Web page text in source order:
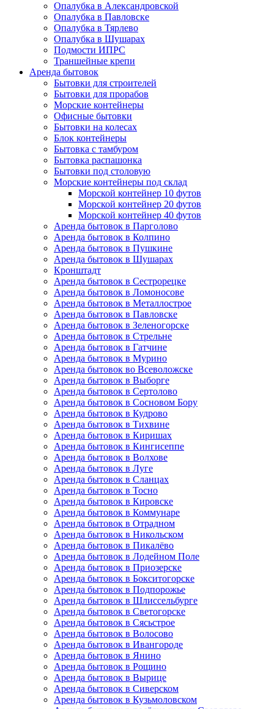
Опалубка в Александровской
Опалубка в Павловске
Опалубка в Тярлево
Опалубка в Шушарах
Подмости ИПРС
Траншейные крепи
Аренда бытовок
Бытовки для строителей
Бытовки для прорабов
Морские контейнеры
Офисные бытовки
Бытовки на колесах
Блок контейнеры
Бытовка с тамбуром
Бытовка распашонка
Бытовки под столовую
Морские контейнеры под склад
Морской контейнер 10 футов
Морской контейнер 20 футов
Морской контейнер 40 футов
Аренда бытовок в Парголово
Аренда бытовок в Колпино
Аренда бытовок в Пушкине
Аренда бытовок в Шушарах
Кронштадт
Аренда бытовок в Сестрорецке
Аренда бытовок в Ломоносове
Аренда бытовок в Металлострое
Аренда бытовок в Павловске
Аренда бытовок в Зеленогорске
Аренда бытовок в Стрельне
Аренда бытовок в Гатчине
Аренда бытовок в Мурино
Аренда бытовок во Всеволожске
Аренда бытовок в Выборге
Аренда бытовок в Сертолово
Аренда бытовок в Сосновом Бору
Аренда бытовок в Кудрово
Аренда бытовок в Тихвине
Аренда бытовок в Киришах
Аренда бытовок в Кингисеппе
Аренда бытовок в Волхове
Аренда бытовок в Луге
Аренда бытовок в Сланцах
Аренда бытовок в Тосно
Аренда бытовок в Кировске
Аренда бытовок в Коммунаре
Аренда бытовок в Отрадном
Аренда бытовок в Никольском
Аренда бытовок в Пикалёво
Аренда бытовок в Лодейном Поле
Аренда бытовок в Приозерске
Аренда бытовок в Бокситогорске
Аренда бытовок в Подпорожье
Аренда бытовок в Шлиссельбурге
Аренда бытовок в Светогорске
Аренда бытовок в Сясьстрое
Аренда бытовок в Волосово
Аренда бытовок в Ивангороде
Аренда бытовок в Янино
Аренда бытовок в Рощино
Аренда бытовок в Вырице
Аренда бытовок в Сиверском
Аренда бытовок в Кузьмоловском